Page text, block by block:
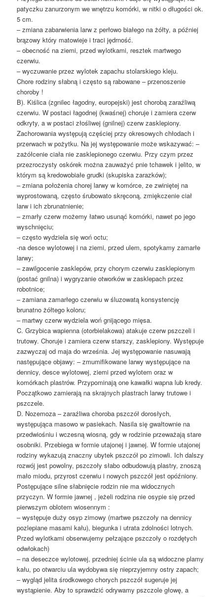
patyczku zanurzonym we wnętrzu komórki, w nitki o długości ok.
5 cm.
– zmiana zabarwienia larw z perłowo białego na żółty, a później
brązowy który matowieje i traci jędrność.
– obecność na ziemi, przed wylotkami, resztek martwego
czerwiu.
– wyczuwanie przez wylotek zapachu stolarskiego kleju.
Chore rodziny słabną i często są rabowane – przenoszenie
choroby !
B). Kiślica (zgnilec łagodny, europejski) jest chorobą zaraźliwą
czerwiu. W postaci łagodnej (kwaśnej) choruje i zamiera czerw
odkryty, a w postaci złośliwej (gnilnej) czerw zasklepiony.
Zachorowania występują częściej przy okresowych chłodach i
przerwach w pożytku. Na jej występowanie może wskazywać: –
zażółcenie ciała nie zasklepionego czerwiu. Przy czym przez
przezroczysty oskórek można zauważyć pnie tchawek i jelito, w
którym są kredowobiałe grudki (skupiska zarazków);
– zmiana położenia chorej larwy w komórce, ze zwiniętej na
wyprostowaną, często śrubowato skręconą, zmiękczenie ciał
larw i ich zbrunatnienie;
– zmarły czerw możemy łatwo usunąć komórki, nawet po jego
wyschnięciu;
– często wydziela się woń octu;
-na desce wylotowej i na ziemi, przed ulem, spotykamy zamarłe
larwy;
– zawilgocenie zasklepów, przy chorym czerwiu zasklepionym
(postać gnilna) i wygryzanie otworków w zasklepach przez
robotnice;
– zamiana zamarłego czerwiu w śluzowatą konsystencję
brunatno żółtego koloru;
– martwy czerw wydziela woń gnijącego mięsa.
C. Grzybica wapienna (otorbielakowa) atakuje czerw pszczeli i
trutowy. Choruje i zamiera czerw starszy, zasklepiony. Występuje
zazwyczaj od maja do września. Jej występowanie nasuwają
następujące objawy: – zmumifikowane larwy występujące na
dennicy, desce wylotowej, ziemi przed wylotem oraz w
komórkach plastrów. Przypominają one kawałki wapna lub kredy.
Początkowo zamierają na skrajnych plastrach larwy trutowe i
pszczele.
D. Nozemoza – zaraźliwa choroba pszczół dorosłych,
występująca masowo w pasiekach. Nasila się gwałtownie na
przedwiośniu i wczesną wiosną, gdy w rodzinie przeważają stare
osobniki. Przebiega w formie utajonej i jawnej. W formie utajonej
rodziny wykazują znaczny ubytek pszczół po zimowli. Ich dalszy
rozwój jest powolny, pszczoły słabo odbudowują plastry, znoszą
mało miodu, przyrost czerwiu i nowych pszczół jest opóźniony.
Postępujące silne słabnięcie rodzin nie ma widocznych
przyczyn. W formie jawnej , jeżeli rodzina nie osypie się przed
pierwszym oblotem wiosennym :
– występuje duży osyp zimowy (martwe pszczoły na dennicy
pozlepiane masami kału), biegunka i utrata zdolności lotnych.
Przed wylotkami obserwujemy pełzające pszczoły o rozdętych
odwłokach)
– na deseczce wylotowej, przedniej ścinie ula są widoczne plamy
kału, po otwarciu ula wydobywa się nieprzyjemny ostry zapach;
– wygląd jelita środkowego chorych pszczół sugeruje jej
wystąpienie. Aby to sprawdzić odrywamy pszczole głowę, a